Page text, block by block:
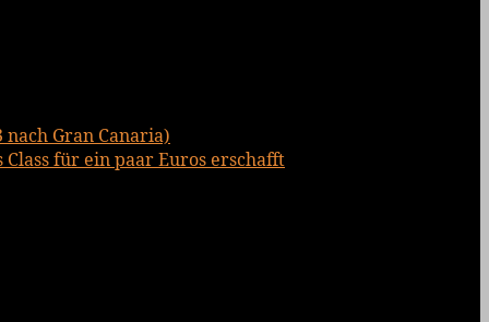
Gran Canaria)
für ein paar Euros erschafft